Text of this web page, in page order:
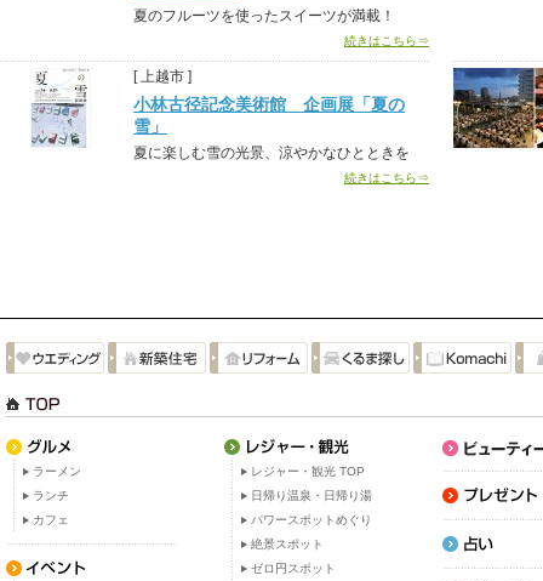
夏のフルーツを使ったスイーツが満載！
続きはこちら⇒
[ 上越市 ]
小林古径記念美術館 企画展「夏の
雪」
夏に楽しむ雪の光景、涼やかなひとときを
続きはこちら⇒
ラーメン
ランチ
カフェ
レジャー・観光 TOP
日帰り温泉・日帰り湯
パワースポットめぐり
絶景スポット
ゼロ円スポット